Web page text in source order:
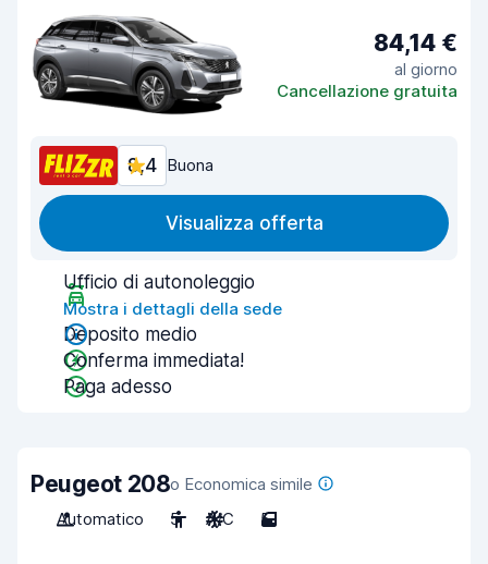
84,14 €
al giorno
Cancellazione gratuita
8,4 Buona
Visualizza offerta
Ufficio di autonoleggio
Mostra i dettagli della sede
Deposito medio
Conferma immediata!
Paga adesso
Peugeot 208o Economica simile
Automatico
5 A/C 5